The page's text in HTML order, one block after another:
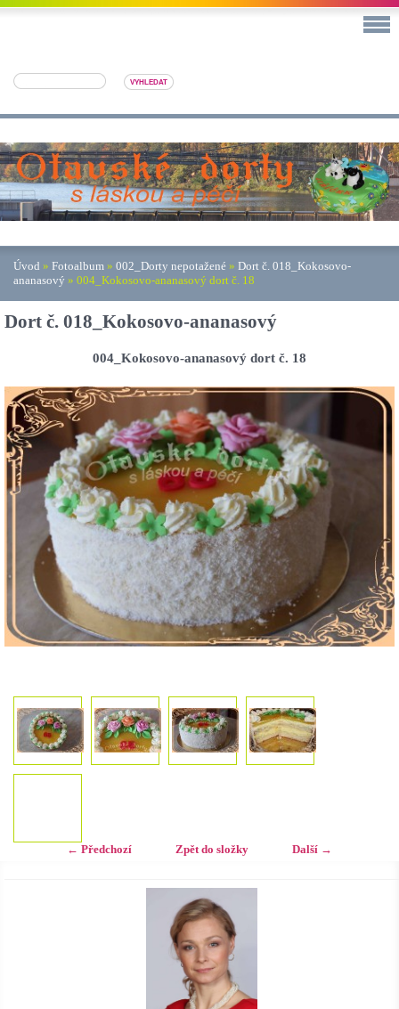
Úvod » Fotoalbum » 002_Dorty nepotažené » Dort č. 018_Kokosovo-
ananasový » 004_Kokosovo-ananasový dort č. 18
Dort č. 018_Kokosovo-ananasový
004_Kokosovo-ananasový dort č. 18
← Předchozí Další →
Zpět do složky